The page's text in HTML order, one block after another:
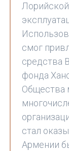
смог
средства
фонда
Общества
стал
Армении